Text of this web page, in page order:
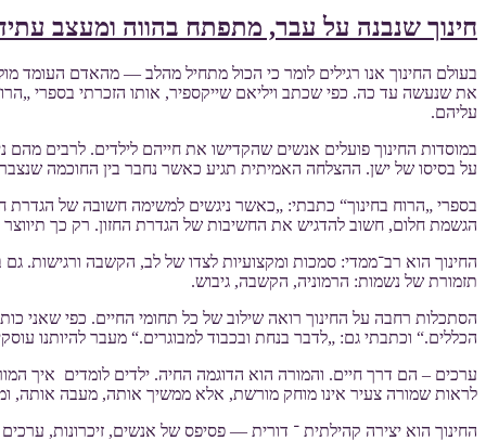
חינוך שנבנה על עבר, מתפתח בהווה ומעצב
בעולם החינוך אנו רגילים לומר כי הכול מתחיל מהלב — מהאדם העומד
את שנעשה עד כה. כפי שכתב ויליאם שייקספיר, אותו הזכרתי בספרי
עליהם.
במוסדות החינוך פועלים אנשים שהקדישו את חייהם לילדים. לרבים מהם
על בסיסו של ישן. ההצלחה האמיתית תגיע כאשר נחבר בין החוכמה
בספרי „הרוח בחינוך“ כתבתי: „כאשר ניגשים למשימה חשובה של הגדרת
הגשמת חלום, חשוב להדגיש את החשיבות של הגדרת החזון. רק כך
החינוך הוא רב־ממדי: סמכות ומקצועיות לצדו של לב, הקשבה
תזמורת של נשמות: הרמוניה, הקשבה, גיבוש.
הסתכלות רחבה על החינוך רואה שילוב של כל תחומי החיים. כפי שאני
הכללים.“ וכתבתי גם: „לדבר בנחת ובכבוד למבוגרים.“ מעבר להיותנו
ערכים – הם דרך חיים. והמורה הוא הדוגמה החיה. ילדים לומדים איך
לראות שמורה צעיר אינו מוחק מורשת, אלא ממשיך אותה, מעבה אותה,
החינוך הוא יצירה קהילתית ־ דורית — פסיפס של אנשים, זיכרונות,